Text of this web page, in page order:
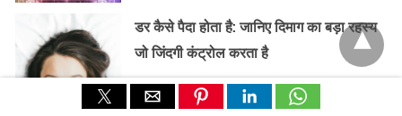
डर कैसे पैदा होता है: जानिए दिमाग का बड़ा रहस्य
जो जिंदगी कंट्रोल करता है